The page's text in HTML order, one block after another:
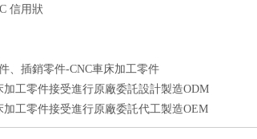
信用狀
、插銷零件-CNC車床加工零件
工零件接受進行原廠委託設計製造ODM
工零件接受進行原廠委託代工製造OEM